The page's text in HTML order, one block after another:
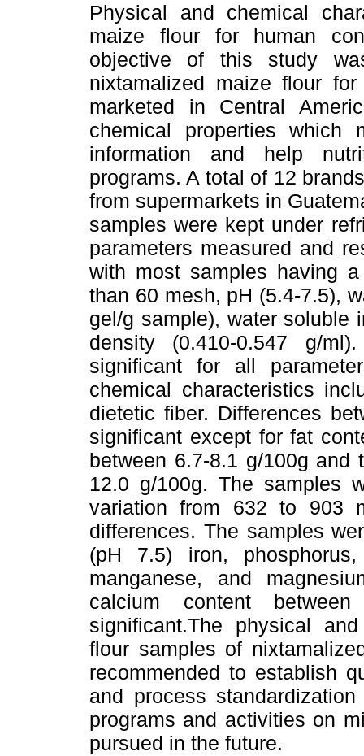
Physical and chemical
maize flour for human
objective of this study
nixtamalized maize flour
marketed in Central
chemical properties which
information and help
programs. A total of 12
from supermarkets in
samples were kept under
parameters measured and
with most samples having
than 60 mesh, pH (5.4-7.5),
gel/g sample), water soluble
density (0.410-0.547 g/
significant for all
chemical characteristics
dietetic fiber. Differences
significant except for fat
between 6.7-8.1 g/100g and
12.0 g/100g. The samples
variation from 632 to 903
differences. The samples
(pH 7.5) iron,
manganese, and
calcium content
significant.The physical
flour samples of
recommended to establish
and process
programs and activities on
pursued in the future.